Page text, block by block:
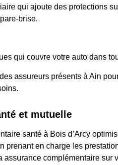
qui ajoute des protections
brise.
qui couvre votre auto dans
assureurs présents à Ain
et mutuelle
santé à Bois d’Arcy
prenant en charge les
assurance complémentaire sur